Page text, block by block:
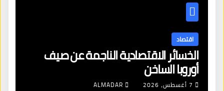
اقتصاد
الخسائر الاقتصادية الناجمة عن صيف
أوروبا الساخن
7 أغسطس، 2026 ALMADAR